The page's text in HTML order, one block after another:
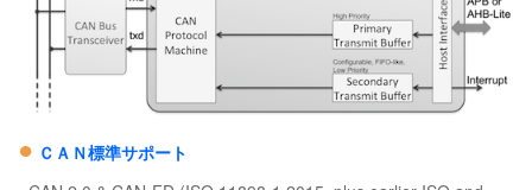
● ＣＡＮ標準サポート